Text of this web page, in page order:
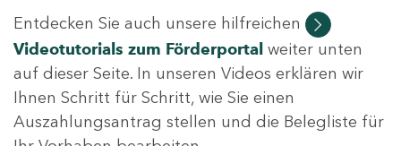
Entdecken Sie auch unsere hilfreichen
Videotutorials zum Förderportal weiter unten
auf dieser Seite. In unseren Videos erklären wir
Ihnen Schritt für Schritt, wie Sie einen
Auszahlungsantrag stellen und die Belegliste für